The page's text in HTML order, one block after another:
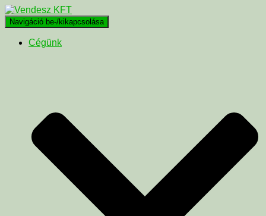
Navigáció be-/kikapcsolása
Cégünk